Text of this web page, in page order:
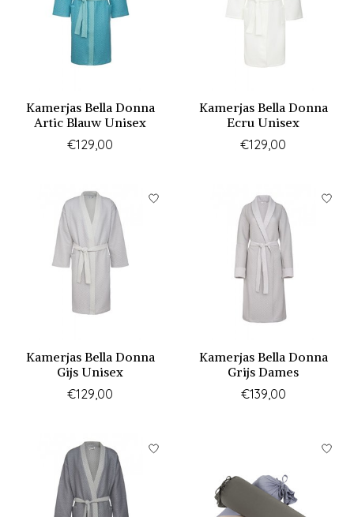
Kamerjas Bella Donna
Artic Blauw Unisex
€129,00
Kamerjas Bella Donna
Ecru Unisex
€129,00
Kamerjas Bella Donna
Gijs Unisex
€129,00
Kamerjas Bella Donna
Grijs Dames
€139,00